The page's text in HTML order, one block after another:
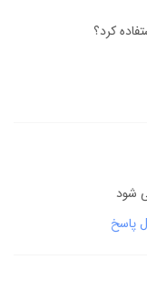
کرد؟
شود
پاسخ